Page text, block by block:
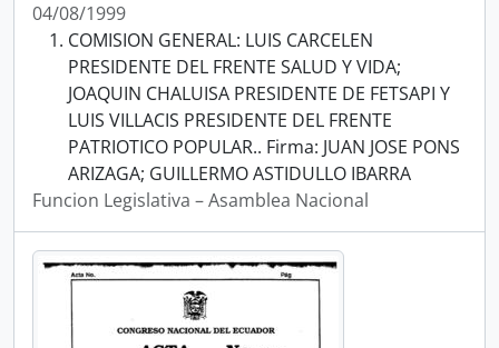
04/08/1999
COMISION GENERAL: LUIS CARCELEN
PRESIDENTE DEL FRENTE SALUD Y VIDA;
JOAQUIN CHALUISA PRESIDENTE DE FETSAPI Y
LUIS VILLACIS PRESIDENTE DEL FRENTE
PATRIOTICO POPULAR.. Firma: JUAN JOSE PONS
ARIZAGA; GUILLERMO ASTIDULLO IBARRA
Funcion Legislativa – Asamblea Nacional